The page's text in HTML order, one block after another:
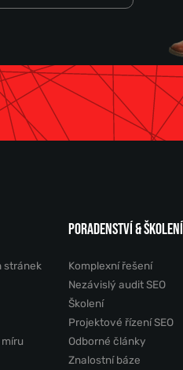
stránek
PORADENSTVÍ & ŠKOLENÍ
Komplexní řešení
Nezávislý audit SEO
Školení
Projektové řízení SEO
Odborné články
Znalostní báze